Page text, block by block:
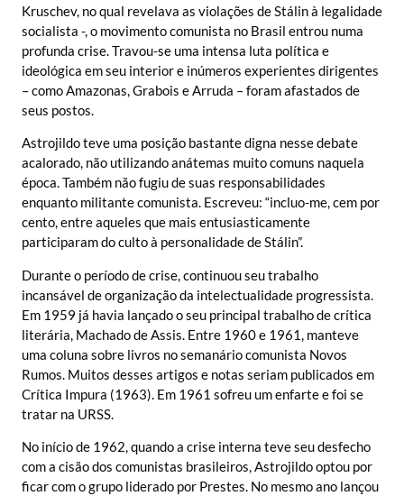
Kruschev, no qual revelava as violações de Stálin à legalidade
socialista -, o movimento comunista no Brasil entrou numa
profunda crise. Travou-se uma intensa luta política e
ideológica em seu interior e inúmeros experientes dirigentes
– como Amazonas, Grabois e Arruda – foram afastados de
seus postos.
Astrojildo teve uma posição bastante digna nesse debate
acalorado, não utilizando anátemas muito comuns naquela
época. Também não fugiu de suas responsabilidades
enquanto militante comunista. Escreveu: “incluo-me, cem por
cento, entre aqueles que mais entusiasticamente
participaram do culto à personalidade de Stálin”.
Durante o período de crise, continuou seu trabalho
incansável de organização da intelectualidade progressista.
Em 1959 já havia lançado o seu principal trabalho de crítica
literária, Machado de Assis. Entre 1960 e 1961, manteve
uma coluna sobre livros no semanário comunista Novos
Rumos. Muitos desses artigos e notas seriam publicados em
Crítica Impura (1963). Em 1961 sofreu um enfarte e foi se
tratar na URSS.
No início de 1962, quando a crise interna teve seu desfecho
com a cisão dos comunistas brasileiros, Astrojildo optou por
ficar com o grupo liderado por Prestes. No mesmo ano lançou